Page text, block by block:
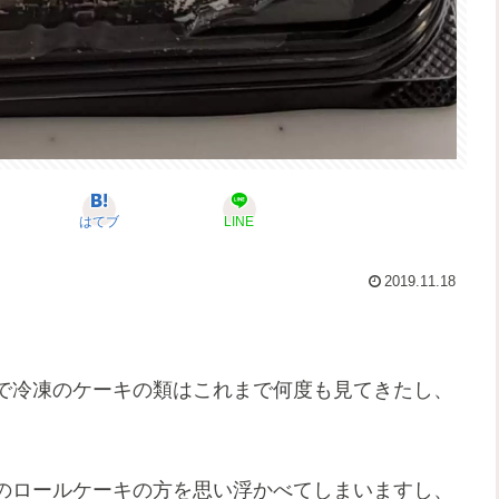
はてブ LINE
2019.11.18
凍のケーキの類はこれまで何度も見てきたし、
ールケーキの方を思い浮かべてしまいますし、